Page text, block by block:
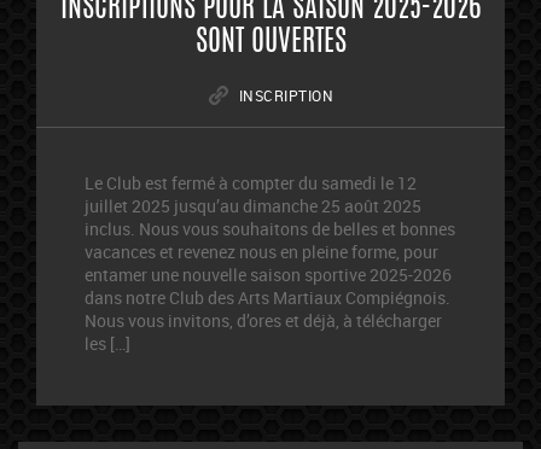
INSCRIPTIONS POUR LA SAISON 2025-2026
SONT OUVERTES
INSCRIPTION
Le Club est fermé à compter du samedi le 12
juillet 2025 jusqu’au dimanche 25 août 2025
inclus. Nous vous souhaitons de belles et bonnes
vacances et revenez nous en pleine forme, pour
entamer une nouvelle saison sportive 2025-2026
dans notre Club des Arts Martiaux Compiégnois.
Nous vous invitons, d’ores et déjà, à télécharger
les […]